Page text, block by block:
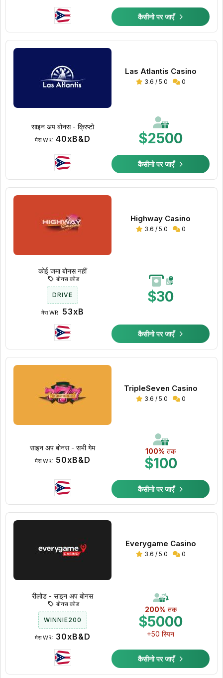
कैसीनो पर जाएँ
Las Atlantis Casino
3.6 / 5.0 0
$2500
साइन अप बोनस - क्रिप्टो
मेरा WR: 40xB&D
कैसीनो पर जाएँ
Highway Casino
3.6 / 5.0 0
$30
कोई जमा बोनस नहीं
बोनस कोड
DRIVE
मेरा WR: 53xB
कैसीनो पर जाएँ
TripleSeven Casino
3.6 / 5.0 0
100% तक
$100
साइन अप बोनस - सभी गेम
मेरा WR: 50xB&D
कैसीनो पर जाएँ
Everygame Casino
3.6 / 5.0 0
200% तक
$5000
+50 स्पिन
रीलोड - साइन अप बोनस
बोनस कोड
WINNIE200
मेरा WR: 30xB&D
कैसीनो पर जाएँ